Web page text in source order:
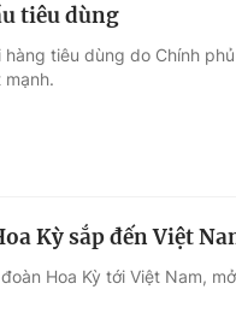
tiêu dùng
tiêu dùng do Chính
Kỳ sắp đến Việt
Hoa Kỳ tới Việt Nam,